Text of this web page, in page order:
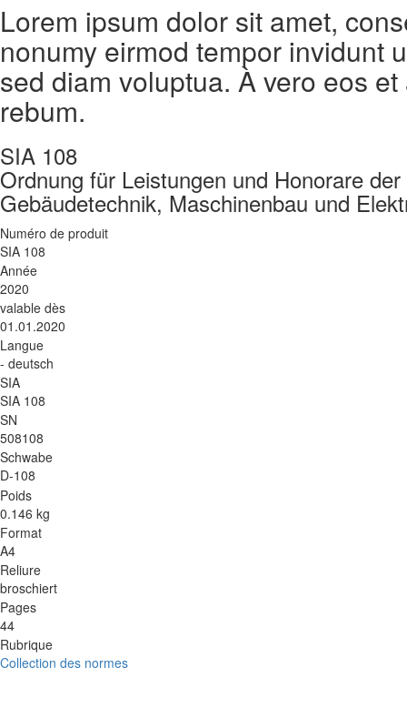
Lorem ipsum dolor sit amet,
nonumy eirmod tempor invidunt
sed diam voluptua. À vero eos
rebum.
SIA 108
Ordnung für Leistungen und Honorare
Gebäudetechnik, Maschinenbau und
Numéro de produit
SIA 108
Année
2020
valable dès
01.01.2020
Langue
- deutsch
SIA
SIA 108
SN
508108
Schwabe
D-108
Poids
0.146 kg
Format
A4
Reliure
broschiert
Pages
44
Rubrique
Collection des normes